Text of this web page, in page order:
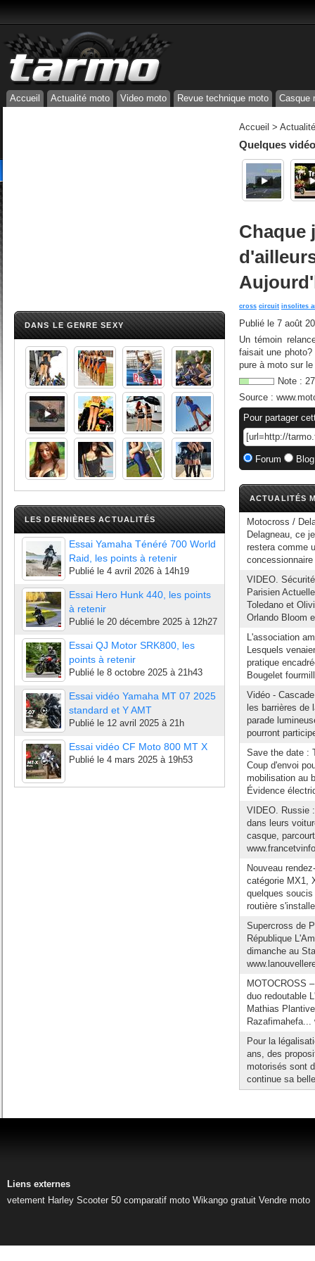
Accueil Actualité moto Video moto Revue technique moto Casque
DANS LE GENRE SEXY
LES DERNIÈRES ACTUALITÉS
Essai Yamaha Ténéré 700 World
Raid, les points à retenir
Publié le 4 avril 2026 à 14h19
Essai Hero Hunk 440, les points
à retenir
Publié le 20 décembre 2025 à 12h27
Essai QJ Motor SRK800, les
points à retenir
Publié le 8 octobre 2025 à 21h43
Essai vidéo Yamaha MT 07 2025
standard et Y AMT
Publié le 12 avril 2025 à 21h
Essai vidéo CF Moto 800 MT X
Publié le 4 mars 2025 à 19h53
Accueil >
Quelques
Chaque
cross circuit insolites
Publié le 7 août
Un témoin
faisait une
pure à moto sur
Note : 27
Source :
Pour partager
Forum
ACTUALITÉS
Motocross /
Delagneau, ce
restera comme
VIDEO.
Parisien
Toledano et
Orlando Bloom
L'association
Lesquels
pratique
Bougelet
Vidéo -
les barrières
parade
pourront
Save the date :
Coup d'envoi
mobilisation au
Évidence
VIDEO. Russie
dans leurs
casque,
Nouveau
catégorie MX1,
quelques
routière
Supercross de
République
dimanche au
MOTOCROSS
duo redoutable
Mathias
Pour la
ans, des
motorisés sont
continue sa
Liens externes
vetement Harley Scooter 50 comparatif moto Wikango gratuit Vendre moto